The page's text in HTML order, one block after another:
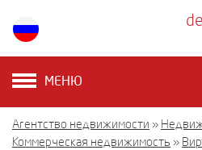
МЕНЮ
Агентство недвижимости »
Коммерческая недвижимость »